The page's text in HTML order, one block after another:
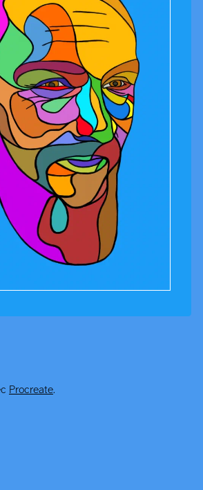
Procreate.